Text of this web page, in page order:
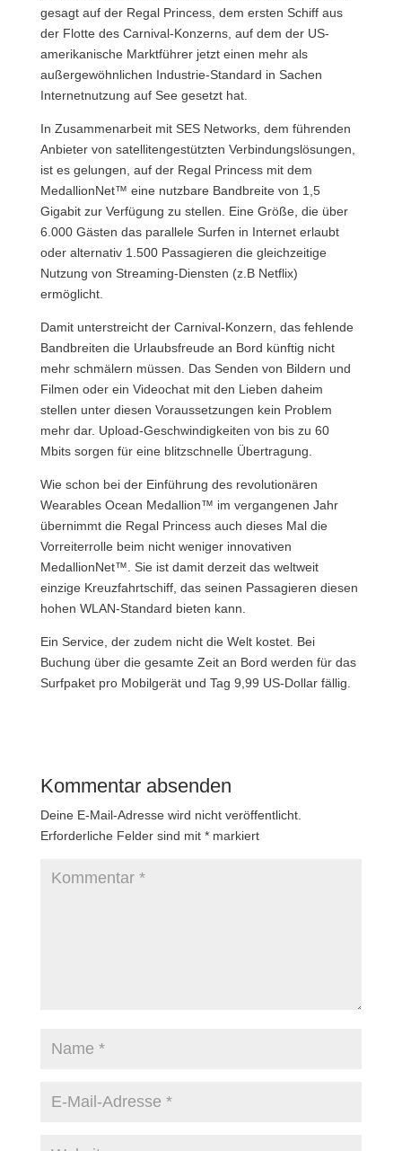
gesagt auf der Regal Princess, dem ersten Schiff aus
der Flotte des Carnival-Konzerns, auf dem der US-
amerikanische Marktführer jetzt einen mehr als
außergewöhnlichen Industrie-Standard in Sachen
Internetnutzung auf See gesetzt hat.
In Zusammenarbeit mit SES Networks, dem führenden
Anbieter von satellitengestützten Verbindungslösungen,
ist es gelungen, auf der Regal Princess mit dem
MedallionNet™ eine nutzbare Bandbreite von 1,5
Gigabit zur Verfügung zu stellen. Eine Größe, die über
6.000 Gästen das parallele Surfen in Internet erlaubt
oder alternativ 1.500 Passagieren die gleichzeitige
Nutzung von Streaming-Diensten (z.B Netflix)
ermöglicht.
Damit unterstreicht der Carnival-Konzern, das fehlende
Bandbreiten die Urlaubsfreude an Bord künftig nicht
mehr schmälern müssen. Das Senden von Bildern und
Filmen oder ein Videochat mit den Lieben daheim
stellen unter diesen Voraussetzungen kein Problem
mehr dar. Upload-Geschwindigkeiten von bis zu 60
Mbits sorgen für eine blitzschnelle Übertragung.
Wie schon bei der Einführung des revolutionären
Wearables Ocean Medallion™ im vergangenen Jahr
übernimmt die Regal Princess auch dieses Mal die
Vorreiterrolle beim nicht weniger innovativen
MedallionNet™. Sie ist damit derzeit das weltweit
einzige Kreuzfahrtschiff, das seinen Passagieren diesen
hohen WLAN-Standard bieten kann.
Ein Service, der zudem nicht die Welt kostet. Bei
Buchung über die gesamte Zeit an Bord werden für das
Surfpaket pro Mobilgerät und Tag 9,99 US-Dollar fällig.
Kommentar absenden
Deine E-Mail-Adresse wird nicht veröffentlicht.
Erforderliche Felder sind mit *markiert